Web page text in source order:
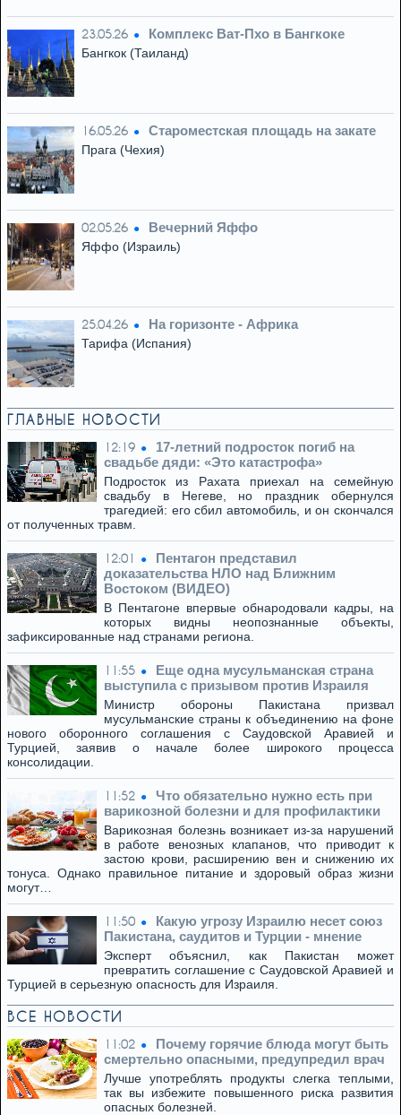
23.05.26 Комплекс Ват-Пхо в Бангкоке
Бангкок (Таиланд)
16.05.26 Староместская площадь на закате
Прага (Чехия)
02.05.26 Вечерний Яффо
Яффо (Израиль)
25.04.26 На горизонте - Африка
Тарифа (Испания)
ГЛАВНЫЕ НОВОСТИ
12:19
17-летний подросток погиб на
свадьбе дяди: «Это катастрофа»
Подросток из Рахата приехал на семейную
свадьбу в Негеве, но праздник обернулся
трагедией: его сбил автомобиль, и он скончался
от полученных травм.
12:01
Пентагон представил
доказательства НЛО над Ближним
Востоком (ВИДЕО)
В Пентагоне впервые обнародовали кадры, на
которых видны неопознанные объекты,
зафиксированные над странами региона.
11:55
Еще одна мусульманская страна
выступила с призывом против Израиля
Министр обороны Пакистана призвал
мусульманские страны к объединению на фоне
нового оборонного соглашения с Саудовской Аравией и
Турцией, заявив о начале более широкого процесса
консолидации.
11:52
Что обязательно нужно есть при
варикозной болезни и для профилактики
Варикозная болезнь возникает из-за нарушений
в работе венозных клапанов, что приводит к
застою крови, расширению вен и снижению их
тонуса. Однако правильное питание и здоровый образ жизни
могут…
11:50
Какую угрозу Израилю несет союз
Пакистана, саудитов и Турции - мнение
Эксперт объяснил, как Пакистан может
превратить соглашение с Саудовской Аравией и
Турцией в серьезную опасность для Израиля.
ВСЕ НОВОСТИ
11:02
Почему горячие блюда могут быть
смертельно опасными, предупредил врач
Лучше употреблять продукты слегка теплыми,
так вы избежите повышенного риска развития
опасных болезней.